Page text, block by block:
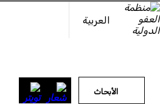
العربية
الأبحاث